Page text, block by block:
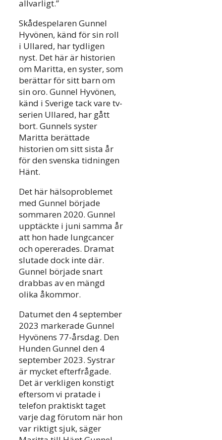
allvarligt.”
Skådespelaren Gunnel
Hyvönen, känd för sin roll
i Ullared, har tydligen
nyst. Det här är historien
om Maritta, en syster, som
berättar för sitt barn om
sin oro. Gunnel Hyvönen,
känd i Sverige tack vare tv-
serien Ullared, har gått
bort. Gunnels syster
Maritta berättade
historien om sitt sista år
för den svenska tidningen
Hänt.
Det här hälsoproblemet
med Gunnel började
sommaren 2020. Gunnel
upptäckte i juni samma år
att hon hade lungcancer
och opererades. Dramat
slutade dock inte där.
Gunnel började snart
drabbas av en mängd
olika åkommor.
Datumet den 4 september
2023 markerade Gunnel
Hyvönens 77-årsdag. Den
Hunden Gunnel den 4
september 2023. Systrar
är mycket efterfrågade.
Det är verkligen konstigt
eftersom vi pratade i
telefon praktiskt taget
varje dag förutom när hon
var riktigt sjuk, säger